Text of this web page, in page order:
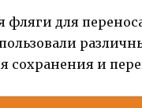
фляги для
сохранения и